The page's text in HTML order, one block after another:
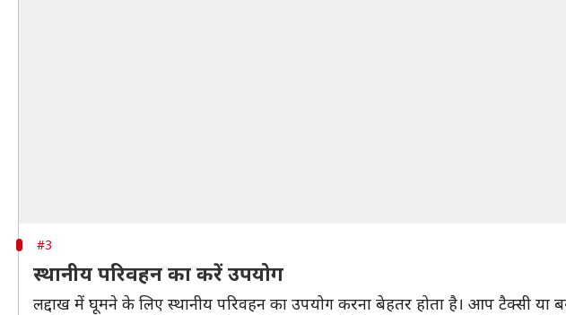
#3
स्थानीय परिवहन का करें उपयोग
लद्दाख में घूमने के लिए स्थानीय परिवहन का उपयोग करना बेहतर होता है। आप